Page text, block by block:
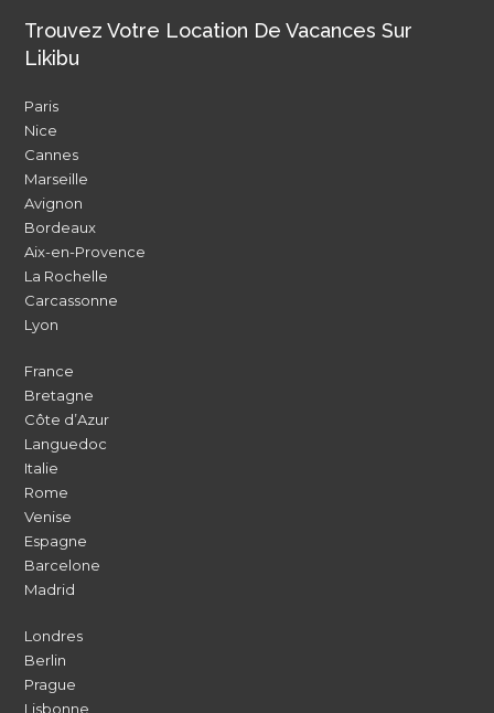
Trouvez Votre Location De Vacances Sur
Likibu
Paris
Nice
Cannes
Marseille
Avignon
Bordeaux
Aix-en-Provence
La Rochelle
Carcassonne
Lyon
France
Bretagne
Côte d’Azur
Languedoc
Italie
Rome
Venise
Espagne
Barcelone
Madrid
Londres
Berlin
Prague
Lisbonne